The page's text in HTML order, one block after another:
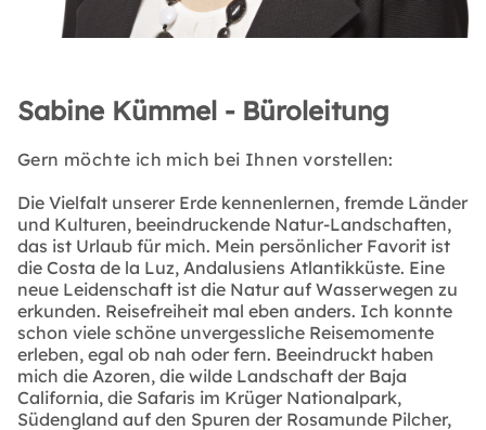
Sabine Kümmel - Büroleitung
Gern möchte ich mich bei Ihnen vorstellen:
Die Vielfalt unserer Erde kennenlernen, fremde Länder
und Kulturen, beeindruckende Natur-Landschaften,
das ist Urlaub für mich. Mein persönlicher Favorit ist
die Costa de la Luz, Andalusiens Atlantikküste. Eine
neue Leidenschaft ist die Natur auf Wasserwegen zu
erkunden. Reisefreiheit mal eben anders. Ich konnte
schon viele schöne unvergessliche Reisemomente
erleben, egal ob nah oder fern. Beeindruckt haben
mich die Azoren, die wilde Landschaft der Baja
California, die Safaris im Krüger Nationalpark,
Südengland auf den Spuren der Rosamunde Pilcher,